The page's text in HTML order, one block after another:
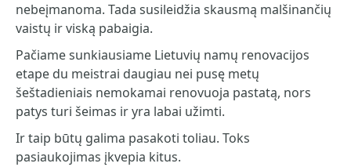
nebeįmanoma. Tada susileidžia skausmą malšinančių
vaistų ir viską pabaigia.
Pačiame sunkiausiame Lietuvių namų renovacijos
etape du meistrai daugiau nei pusę metų
šeštadieniais nemokamai renovuoja pastatą, nors
patys turi šeimas ir yra labai užimti.
Ir taip būtų galima pasakoti toliau. Toks
pasiaukojimas įkvepia kitus.